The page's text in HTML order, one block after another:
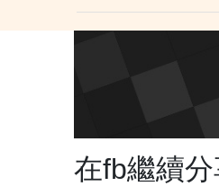
在fb繼續